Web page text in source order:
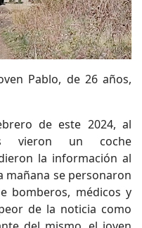
Pablo, de 26 años,
de este 2024, al
vieron un coche
la información al
mañana se personaron
bomberos, médicos y
de la noticia como